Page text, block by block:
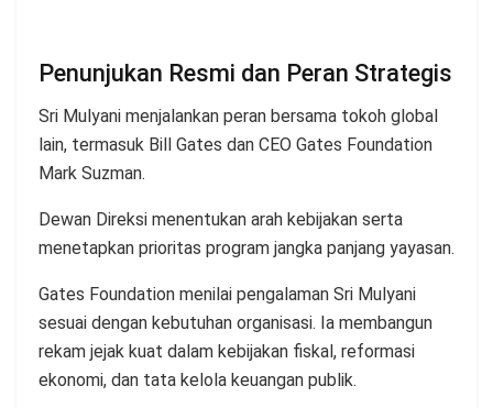
Penunjukan Resmi dan Peran Strategis
Sri Mulyani menjalankan peran bersama tokoh global
lain, termasuk Bill Gates dan CEO Gates Foundation
Mark Suzman.
Dewan Direksi menentukan arah kebijakan serta
menetapkan prioritas program jangka panjang yayasan.
Gates Foundation menilai pengalaman Sri Mulyani
sesuai dengan kebutuhan organisasi. Ia membangun
rekam jejak kuat dalam kebijakan fiskal, reformasi
ekonomi, dan tata kelola keuangan publik.